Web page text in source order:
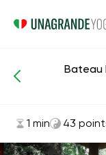
Asanas et
Bateau
1 min 43